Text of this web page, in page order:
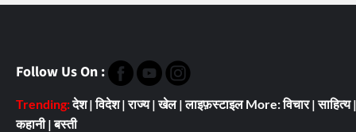
Follow Us On :
Trending:देश|विदेश|राज्य|खेल|लाइफ़स्टाइल More:विचार|साहित्य|
कहानी|बस्ती